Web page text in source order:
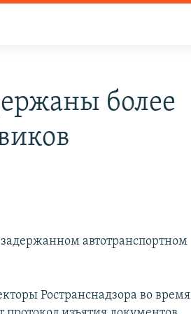
более
автотранспортном
Ространснадзора во время